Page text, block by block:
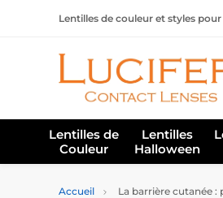
Lentilles de couleur et styles
Lentilles de
Couleur
Lentilles
Halloween
Accueil La barrière cutanée